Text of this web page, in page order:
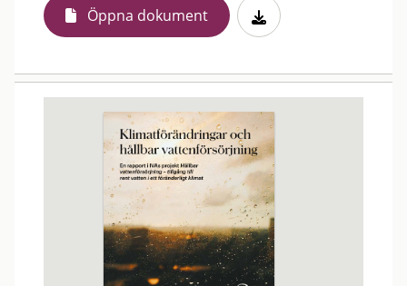
Öppna dokument